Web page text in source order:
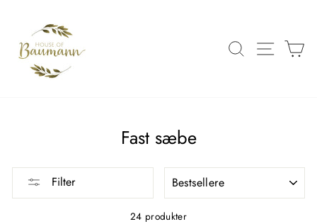
indhold
SØG SIDE
Fast sæbe
Filter
24 produkter